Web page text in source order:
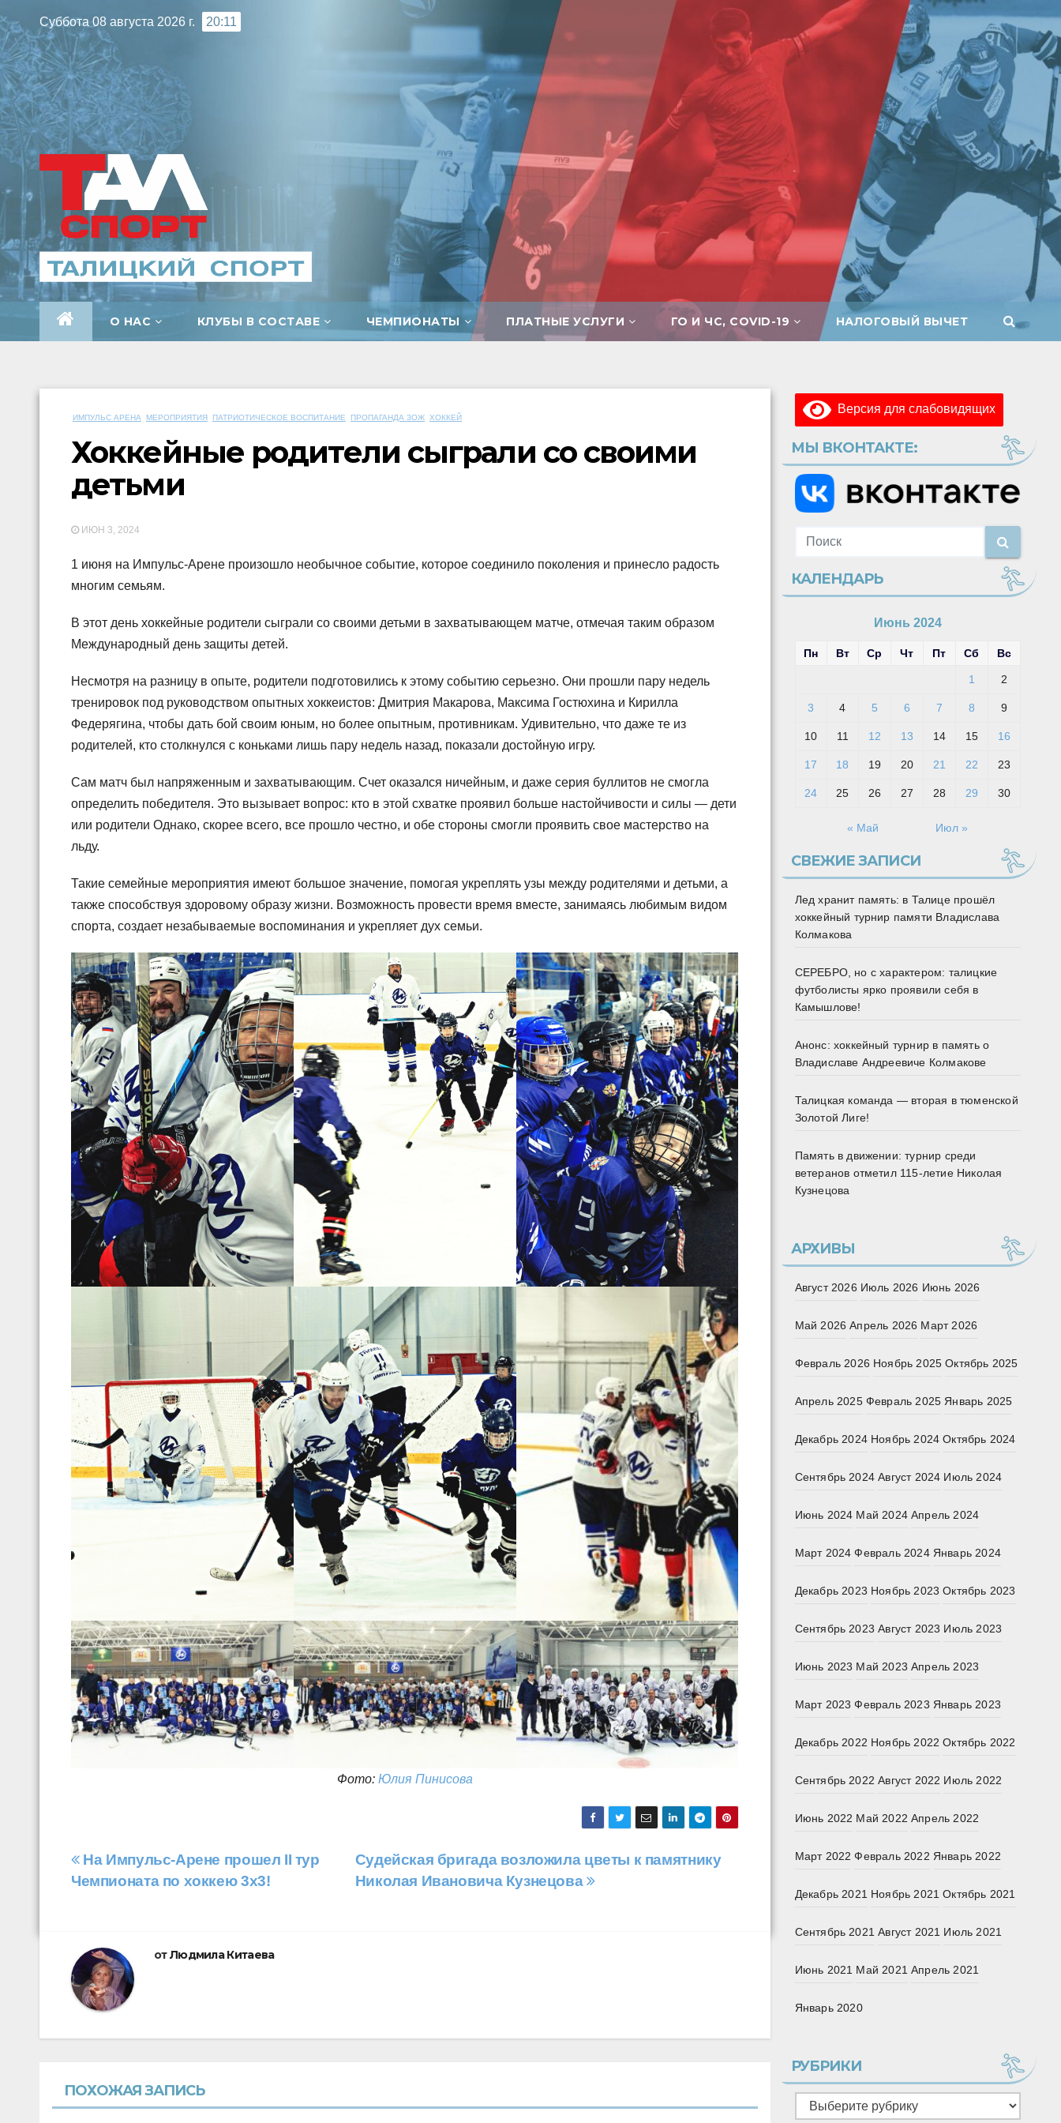
к
содержимому
Суббота 08 августа 2026 г. 20:11
О НАС КЛУБЫ В СОСТАВЕ ЧЕМПИОНАТЫ ПЛАТНЫЕ УСЛУГИ ГО И ЧС, COVID-19 НАЛОГОВЫЙ ВЫЧЕТ
ИМПУЛЬС АРЕНА МЕРОПРИЯТИЯ ПАТРИОТИЧЕСКОЕ ВОСПИТАНИЕ ПРОПАГАНДА ЗОЖ ХОККЕЙ
Хоккейные родители сыграли со своими
детьми
ИЮН 3, 2024
1 июня на Импульс-Арене произошло необычное событие, которое соединило поколения и принесло радость
многим семьям.
В этот день хоккейные родители сыграли со своими детьми в захватывающем матче, отмечая таким образом
Международный день защиты детей.
Несмотря на разницу в опыте, родители подготовились к этому событию серьезно. Они прошли пару недель
тренировок под руководством опытных хоккеистов: Дмитрия Макарова, Максима Гостюхина и Кирилла
Федерягина, чтобы дать бой своим юным, но более опытным, противникам. Удивительно, что даже те из
родителей, кто столкнулся с коньками лишь пару недель назад, показали достойную игру.
Сам матч был напряженным и захватывающим. Счет оказался ничейным, и даже серия буллитов не смогла
определить победителя. Это вызывает вопрос: кто в этой схватке проявил больше настойчивости и силы — дети
или родители Однако, скорее всего, все прошло честно, и обе стороны смогли проявить свое мастерство на
льду.
Такие семейные мероприятия имеют большое значение, помогая укреплять узы между родителями и детьми, а
также способствуя здоровому образу жизни. Возможность провести время вместе, занимаясь любимым видом
спорта, создает незабываемые воспоминания и укрепляет дух семьи.
Фото: Юлия Пинисова
Навигация
Судейская бригада возложила цветы к памятнику
Николая Ивановича Кузнецова
На Импульс-Арене прошел II тур
Чемпионата по хоккею 3х3!
отЛюдмила Китаева
ПОХОЖАЯ ЗАПИСЬ
Версия для слабовидящих
МЫ ВКОНТАКТЕ:
КАЛЕНДАРЬ
Июнь 2024
Пн Вт Ср Чт Пт Сб Вс
1 2
3 4 5 6 7 8 9
10 11 12 13 14 15 16
17 18 19 20 21 22 23
24 25 26 27 28 29 30
« Май Июл »
СВЕЖИЕ ЗАПИСИ
Лед хранит память: в Талице прошёл
хоккейный турнир памяти Владислава
Колмакова
СЕРЕБРО, но с характером: талицкие
футболисты ярко проявили себя в
Камышлове!
Анонс: хоккейный турнир в память о
Владиславе Андреевиче Колмакове
Талицкая команда — вторая в тюменской
Золотой Лиге!
Память в движении: турнир среди
ветеранов отметил 115‑летие Николая
Кузнецова
АРХИВЫ
Август 2026 Июль 2026 Июнь 2026
Май 2026 Апрель 2026 Март 2026
Февраль 2026 Ноябрь 2025 Октябрь 2025
Апрель 2025 Февраль 2025 Январь 2025
Декабрь 2024 Ноябрь 2024 Октябрь 2024
Сентябрь 2024 Август 2024 Июль 2024
Июнь 2024 Май 2024 Апрель 2024
Март 2024 Февраль 2024 Январь 2024
Декабрь 2023 Ноябрь 2023 Октябрь 2023
Сентябрь 2023 Август 2023 Июль 2023
Июнь 2023 Май 2023 Апрель 2023
Март 2023 Февраль 2023 Январь 2023
Декабрь 2022 Ноябрь 2022 Октябрь 2022
Сентябрь 2022 Август 2022 Июль 2022
Июнь 2022 Май 2022 Апрель 2022
Март 2022 Февраль 2022 Январь 2022
Декабрь 2021 Ноябрь 2021 Октябрь 2021
Сентябрь 2021 Август 2021 Июль 2021
Июнь 2021 Май 2021 Апрель 2021
Январь 2020
РУБРИКИ
Рубрики